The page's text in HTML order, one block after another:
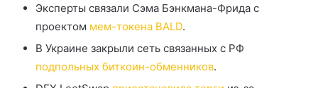
Эксперты связали Сэма Бэнкмана-Фрида с
проектом мем-токена BALD.
В Украине закрыли сеть связанных с РФ
подпольных биткоин-обменников.